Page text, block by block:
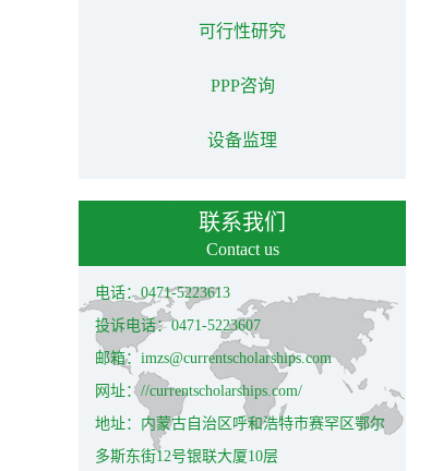
可行性研究
PPP咨询
设备监理
联系我们
Contact us
电话：0471-5223613
投诉电话：0471-5223607
邮箱：imzs@currentscholarships.com
网址：//currentscholarships.com/
地址：内蒙古自治区呼和浩特市赛罕区鄂尔
多斯东街12号银联大厦10层